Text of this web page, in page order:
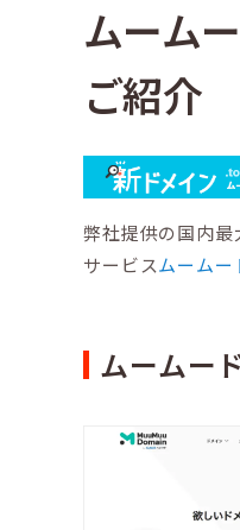
ムーム
ご紹介
弊社提供の国内
サービスムームー
ムームー